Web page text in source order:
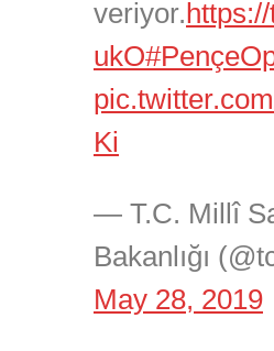
veriyor.
ukO
Ki
— T.C. Millî
Bakanlığı
May 28, 2019